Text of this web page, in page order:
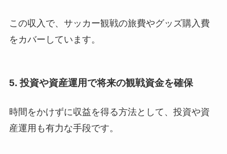
この収入で、サッカー観戦の旅費やグッズ購入費
をカバーしています。
5. 投資や資産運用で将来の観戦資金を確保
時間をかけずに収益を得る方法として、投資や資
産運用も有力な手段です。